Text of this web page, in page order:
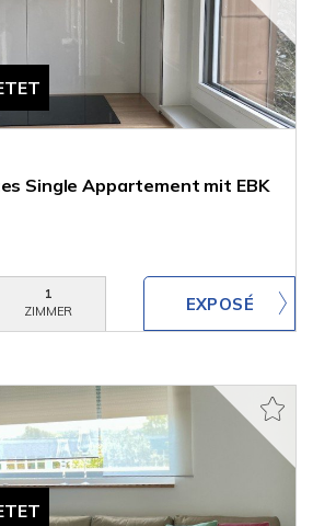
Single Appartement mit EBK
1
ZIMMER